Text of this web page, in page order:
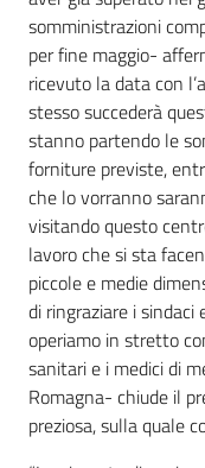
somministrazioni
per fine maggio-
ricevuto la data con
stesso succederà
stanno partendo le
forniture previste,
che lo vorranno
visitando questo
lavoro che si sta
piccole e medie
di ringraziare i
operiamo in stretto
sanitari e i medici di
Romagna- chiude il
preziosa, sulla quale